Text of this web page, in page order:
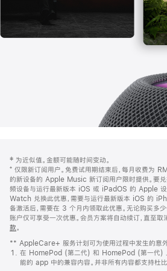
页
页
脚
注
‡ 为近似值。金额可能随时间变动。
⁺ 仅限新订阅用户。免费试用期结束后，每月收费为
的新设备的 Apple Music 新订阅用户限时提供。要兑
频设备与运行最新版本 iOS 或 iPadOS 的 Apple
Watch 兑换此优惠，需要与运行最新版本 iOS 的
备激活后，需要在 3 个月内领取此优惠。无论购买多
账户仅可享受一次优惠。会员方案将自动续订，直至取
款。
窗
口
中
** AppleCare+ 服务计划可为使用过程中发生的意外
在 HomePod (第二代) 和 HomePod (第一代)
能的 app 中的兼容内容。并非所有内容都支持杜比